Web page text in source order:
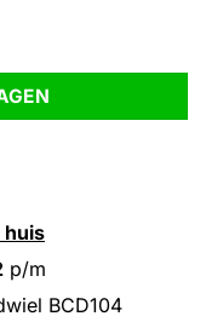
zwart aantal
huis
p/m
BCD104